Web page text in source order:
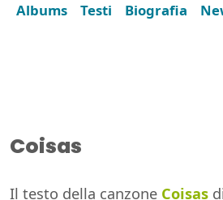
Albums Testi Biografia
Coisas
Il testo della canzone Coisas